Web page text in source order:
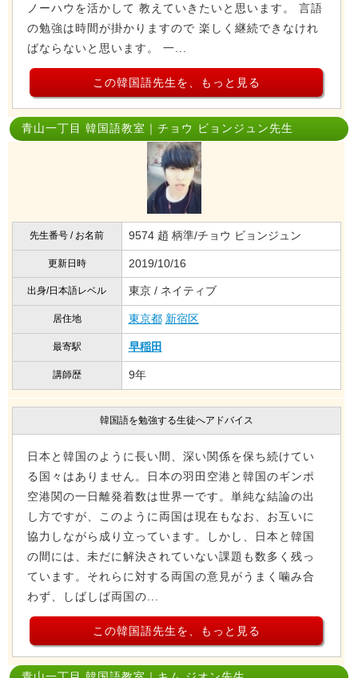
ノーハウを活かして 教えていきたいと思います。 言語
の勉強は時間が掛かりますので 楽しく継続できなけれ
ばならないと思います。 一...
この韓国語先生を、もっと見る
青山一丁目 韓国語教室｜チョウ ビョンジュン先生
先生番号 / お名前 9574 趙 柄準/チョウ ビョンジュン
更新日時 2019/10/16
出身/日本語レベル 東京 / ネイティブ
居住地 東京都 新宿区
最寄駅 早稲田
講師歴 9年
韓国語を勉強する生徒へアドバイス
日本と韓国のように長い間、深い関係を保ち続けてい
る国々はありません。日本の羽田空港と韓国のギンポ
空港関の一日離発着数は世界一です。単純な結論の出
し方ですが、このように両国は現在もなお、お互いに
協力しながら成り立っています。しかし、日本と韓国
の間には、未だに解決されていない課題も数多く残っ
ています。それらに対する両国の意見がうまく噛み合
わず、しばしば両国の...
この韓国語先生を、もっと見る